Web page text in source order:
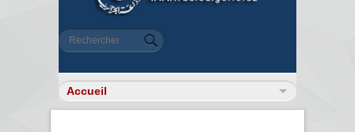
Formulaire de recherche
Rechercher